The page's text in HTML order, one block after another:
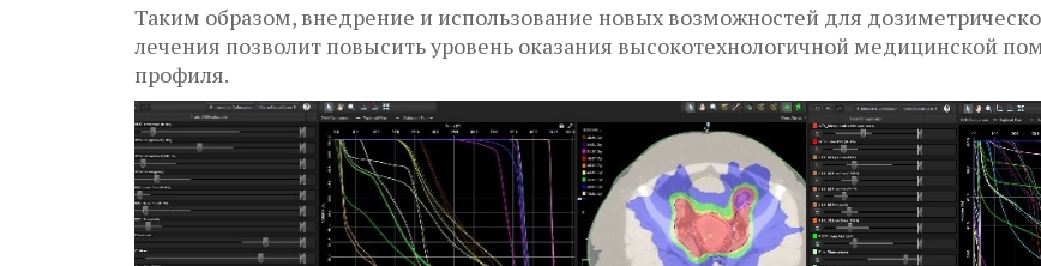
Таким образом, внедрение и использование новых возможностей для
лечения позволит повысить уровень оказания высокотехнологичной медицинской
профиля.